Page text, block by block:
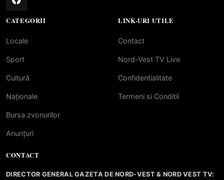
CATEGORII
Locale
Sport
Cultură
Naționale
Bursa zvonurilor
Anunțuri
LINK-URI UTILE
Contact
Nord-Vest TV Live
Confidentialitate
Termeni si Conditii
CONTACT
DIRECTOR GENERAL GAZETA DE NORD-VEST & NORD VEST TV: